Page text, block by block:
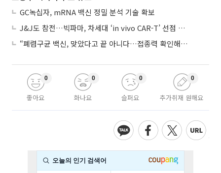
GC녹십자, mRNA 백신 정밀 분석 기술 확보
J&J도 참전…빅파마, 차세대 ‘in vivo CAR-T’ 선점 경쟁 본격화
“폐렴구균 백신, 맞았다고 끝 아니다…접종력 확인해야”
좋아요
0
화나요
0
슬퍼요
0
추가취재 원해요
0